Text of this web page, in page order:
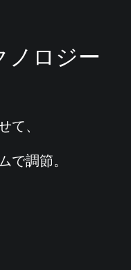
ノロジー
て、
で調節。